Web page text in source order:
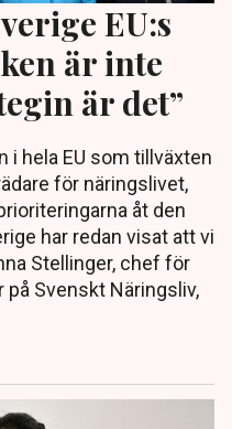
EU:s
är inte
är det”
i hela EU som tillväxten
för näringslivet,
åt den
har redan visat att vi
Stellinger, chef för
på Svenskt Näringsliv,